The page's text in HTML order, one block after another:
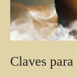
Claves